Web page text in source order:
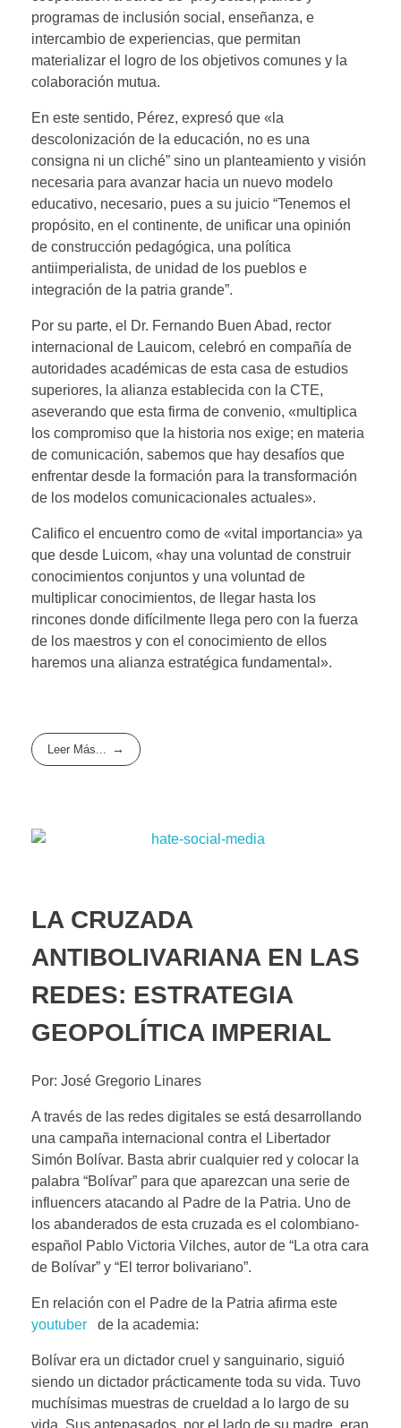
programas de inclusión social, enseñanza, e
intercambio de experiencias, que permitan
materializar el logro de los objetivos comunes y la
colaboración mutua.
En este sentido, Pérez, expresó que «la
descolonización de la educación, no es una
consigna ni un cliché” sino un planteamiento y visión
necesaria para avanzar hacia un nuevo modelo
educativo, necesario, pues a su juicio “Tenemos el
propósito, en el continente, de unificar una opinión
de construcción pedagógica, una política
antiimperialista, de unidad de los pueblos e
integración de la patria grande”.
Por su parte, el Dr. Fernando Buen Abad, rector
internacional de Lauicom, celebró en compañía de
autoridades académicas de esta casa de estudios
superiores, la alianza establecida con la CTE,
aseverando que esta firma de convenio, «multiplica
los compromiso que la historia nos exige; en materia
de comunicación, sabemos que hay desafíos que
enfrentar desde la formación para la transformación
de los modelos comunicacionales actuales».
Califico el encuentro como de «vital importancia» ya
que desde Luicom, «hay una voluntad de construir
conocimientos conjuntos y una voluntad de
multiplicar conocimientos, de llegar hasta los
rincones donde difícilmente llega pero con la fuerza
de los maestros y con el conocimiento de ellos
haremos una alianza estratégica fundamental».
Leer Más...
LA CRUZADA
ANTIBOLIVARIANA EN LAS
REDES: ESTRATEGIA
GEOPOLÍTICA IMPERIAL
Por: José Gregorio Linares
A través de las redes digitales se está desarrollando
una campaña internacional contra el Libertador
Simón Bolívar. Basta abrir cualquier red y colocar la
palabra “Bolívar” para que aparezcan una serie de
influencers atacando al Padre de la Patria. Uno de
los abanderados de esta cruzada es el colombiano-
español Pablo Victoria Vilches, autor de “La otra cara
de Bolívar” y “El terror bolivariano”.
En relación con el Padre de la Patria afirma este
youtuber de la academia:
Bolívar era un dictador cruel y sanguinario, siguió
siendo un dictador prácticamente toda su vida. Tuvo
muchísimas muestras de crueldad a lo largo de su
vida. Sus antepasados, por el lado de su madre, eran